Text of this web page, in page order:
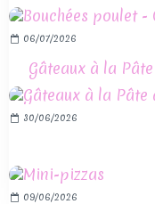
06/07/2026
Gâteaux à la
30/06/2026
09/06/2026